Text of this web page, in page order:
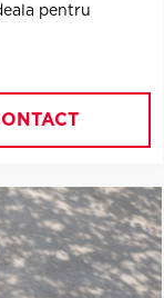
pentru